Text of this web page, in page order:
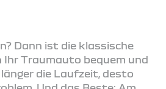
Dann ist die klassische
Ihr Traumauto bequem und
die Laufzeit, desto